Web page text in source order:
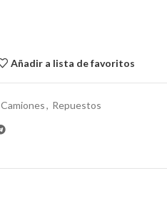
Añadir a lista de favoritos
Camiones, Repuestos